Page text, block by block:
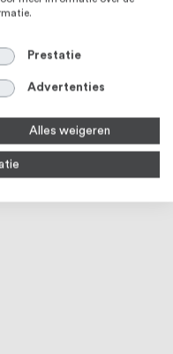
trapleuning
Prestatie
Advertenties
Alles weigeren